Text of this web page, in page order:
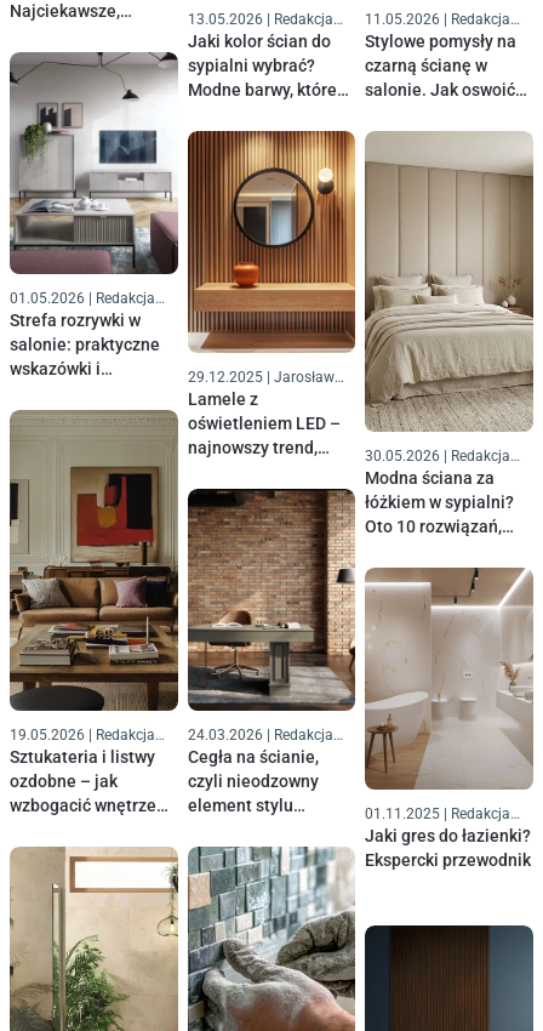
Najciekawsze,
funkcjonalne
pomysły
01.05.2026
Redakcja
Komfort
Strefa rozrywki w
salonie: praktyczne
wskazówki i
na ścianę z
19.05.2026
Redakcja
Komfort
Sztukateria i listwy
ozdobne – jak
wzbogacić wnętrze
detalami?
13.05.2026
Redakcja
Komfort
Jaki kolor ścian do
sypialni wybrać?
Modne barwy, które
29.12.2025| Jarosław
Witczak
Lamele z
oświetleniem LED –
najnowszy trend,
roku
24.03.2026
Redakcja
Komfort
Cegła na ścianie,
czyli nieodzowny
element stylu
wykorzystać cegłę w
swoich wnętrzach?
11.05.2026
Redakcja
Komfort
Stylowe pomysły na
czarną ścianę w
salonie. Jak oswoić
30.05.2026
Redakcja
Komfort
Modna ściana za
łóżkiem w sypialni?
Oto 10 rozwiązań,
01.11.2025
Redakcja
Komfort
Jaki gres do łazienki?
Ekspercki przewodnik